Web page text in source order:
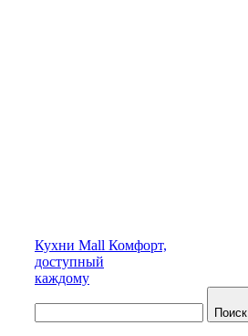
Кухни Mall Комфорт,
доступный
каждому
Поиск